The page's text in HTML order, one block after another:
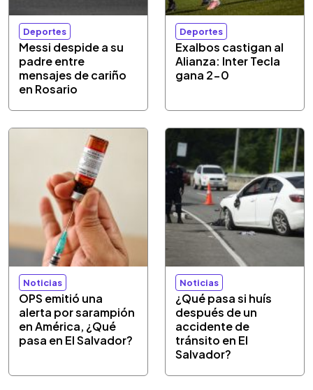
Deportes
Messi despide a su
padre entre
mensajes de cariño
en Rosario
Deportes
Exalbos castigan al
Alianza: Inter Tecla
gana 2-0
Noticias
OPS emitió una
alerta por sarampión
en América, ¿Qué
pasa en El Salvador?
Noticias
¿Qué pasa si huís
después de un
accidente de
tránsito en El
Salvador?